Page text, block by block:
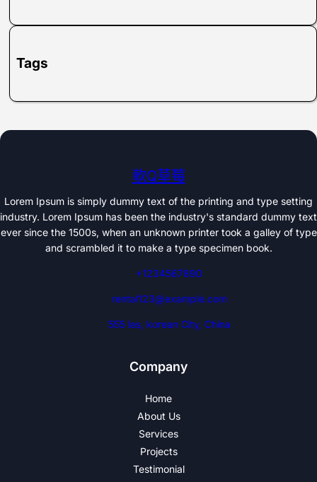
Tags
軟Q草莓
Lorem Ipsum is simply dummy text of the printing and type setting
industry. Lorem Ipsum has been the industry's standard dummy text
ever since the 1500s, when an unknown printer took a galley of type
and scrambled it to make a type specimen book.
+1234567890
rental123@example.com
555 las, korean City, China
Company
Home
About Us
Services
Projects
Testimonial